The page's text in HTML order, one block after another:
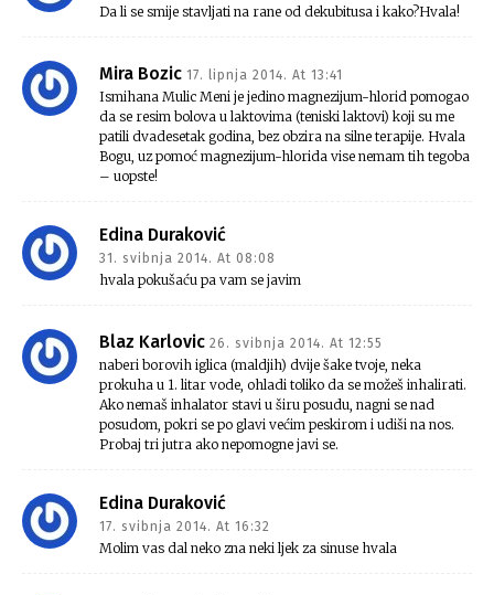
Da li se smije stavljati na rane od dekubitusa i kako?Hvala!
Mira Bozic 17. lipnja 2014. At 13:41
Ismihana Mulic Meni je jedino magnezijum-hlorid pomogao
da se resim bolova u laktovima (teniski laktovi) koji su me
patili dvadesetak godina, bez obzira na silne terapije. Hvala
Bogu, uz pomoć magnezijum-hlorida vise nemam tih tegoba
– uopste!
Edina Duraković
31. svibnja 2014. At 08:08
hvala pokušaću pa vam se javim
Blaz Karlovic 26. svibnja 2014. At 12:55
naberi borovih iglica (maldjih) dvije šake tvoje, neka
prokuha u 1. litar vode, ohladi toliko da se možeš inhalirati.
Ako nemaš inhalator stavi u širu posudu, nagni se nad
posudom, pokri se po glavi većim peskirom i udiši na nos.
Probaj tri jutra ako nepomogne javi se.
Edina Duraković
17. svibnja 2014. At 16:32
Molim vas dal neko zna neki ljek za sinuse hvala